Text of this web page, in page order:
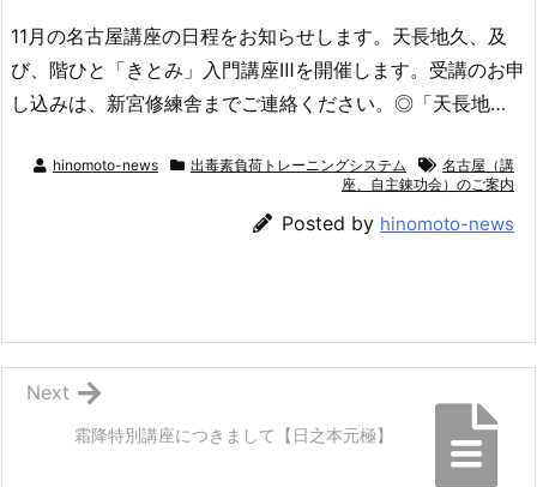
11月の名古屋講座の日程をお知らせします。天長地久、及
び、階ひと「きとみ」入門講座Ⅲを開催します。受講のお申
し込みは、新宮修練舎までご連絡ください。◎「天長地…
hinomoto-news 出毒素負荷トレーニングシステム
名古屋（講
座、自主錬功会）のご案内
Posted by hinomoto-news
霜降特別講座につきまして【日之本元極】
Next